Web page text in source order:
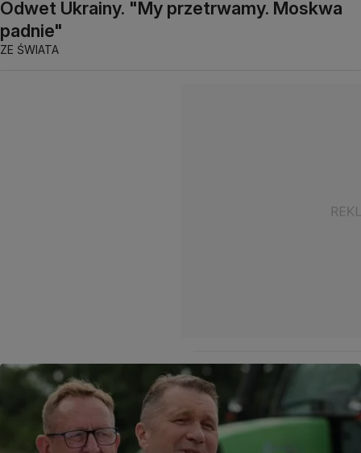
Odwet Ukrainy. "My przetrwamy. Moskwa
padnie"
ZE ŚWIATA